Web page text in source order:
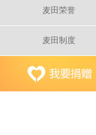
麦田荣誉
麦田制度